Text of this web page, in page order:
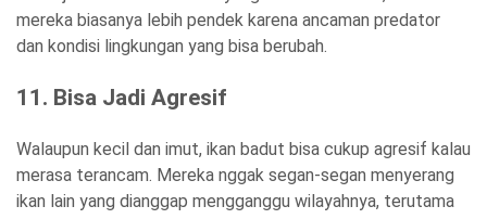
mereka biasanya lebih pendek karena ancaman predator
dan kondisi lingkungan yang bisa berubah.
11. Bisa Jadi Agresif
Walaupun kecil dan imut, ikan badut bisa cukup agresif kalau
merasa terancam. Mereka nggak segan-segan menyerang
ikan lain yang dianggap mengganggu wilayahnya, terutama